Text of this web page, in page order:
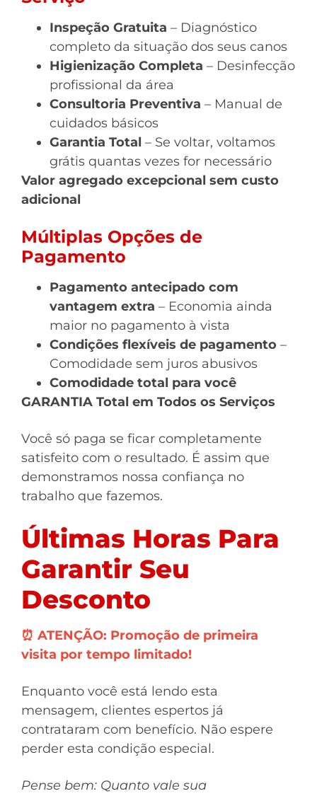
Inspeção Gratuita – Diagnóstico
completo da situação dos seus canos
Higienização Completa – Desinfecção
profissional da área
Consultoria Preventiva – Manual de
cuidados básicos
Garantia Total – Se voltar, voltamos
grátis quantas vezes for necessário
Valor agregado excepcional sem custo
adicional
Múltiplas Opções de
Pagamento
Pagamento antecipado com
vantagem extra – Economia ainda
maior no pagamento à vista
Condições flexíveis de pagamento –
Comodidade sem juros abusivos
Comodidade total para você
GARANTIA Total em Todos os Serviços
Você só paga se ficar completamente
satisfeito com o resultado. É assim que
demonstramos nossa confiança no
trabalho que fazemos.
Últimas Horas Para
Garantir Seu
Desconto
⏰ ATENÇÃO: Promoção de primeira
visita por tempo limitado!
Enquanto você está lendo esta
mensagem, clientes espertos já
contrataram com benefício. Não espere
perder esta condição especial.
Pense bem: Quanto vale sua